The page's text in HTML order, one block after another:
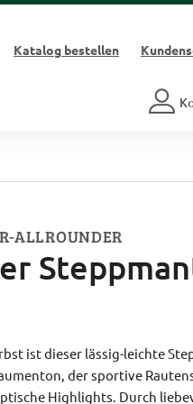
Katalogbestellen
ALLROUNDER
ist dieser lässig-leichte
der sportive
Highlights. Durch